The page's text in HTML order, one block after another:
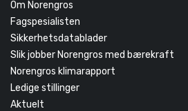
Om Norengros
Fagspesialisten
Sikkerhetsdatablader
Slik jobber Norengros med bærekraft
Norengros klimarapport
Ledige stillinger
Aktuelt